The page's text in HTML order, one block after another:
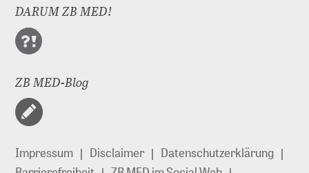
DARUM ZB MED!
ZB MED-Blog
Impressum Disclaimer
Datenschutzerklärung